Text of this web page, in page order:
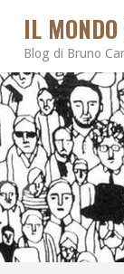
IL
Blog di Bruno